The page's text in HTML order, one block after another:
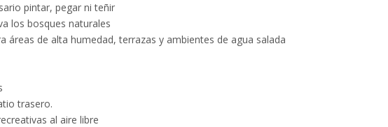
pintar, pegar ni teñir
los bosques naturales
áreas de alta humedad, terrazas y ambientes de agua salada
trasero.
al aire libre